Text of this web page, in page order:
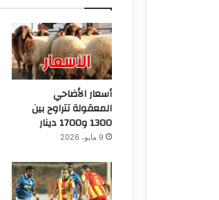
أسعار الأضاحي
المعقولة تتراوح بين
1300 و1700 دينار
9 مايو، 2026